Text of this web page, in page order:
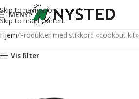
Skip to navigation
Skip to main content
MENY
Hjem Produkter med stikkord «cookout kit»
Vis filter